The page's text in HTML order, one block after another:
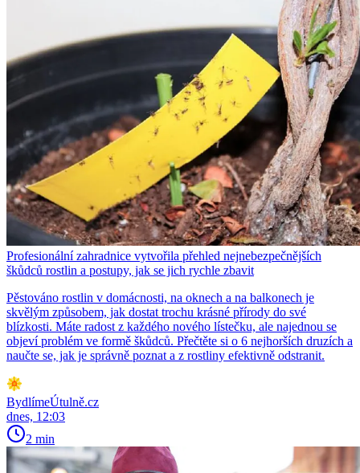
Profesionální zahradnice vytvořila přehled nejnebezpečnějších
škůdců rostlin a postupy, jak se jich rychle zbavit
Pěstováno rostlin v domácnosti, na oknech a na balkonech je
skvělým způsobem, jak dostat trochu krásné přírody do své
blízkosti. Máte radost z každého nového lístečku, ale najednou se
objeví problém ve formě škůdců. Přečtěte si o 6 nejhorších druzích a
naučte se, jak je správně poznat a z rostliny efektivně odstranit.
BydlímeÚtulně.cz
dnes, 12:03
2 min